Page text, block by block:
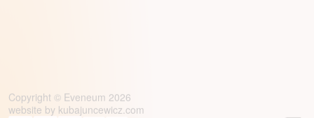
Copyright © Eveneum 2026
website by kubajuncewicz.com